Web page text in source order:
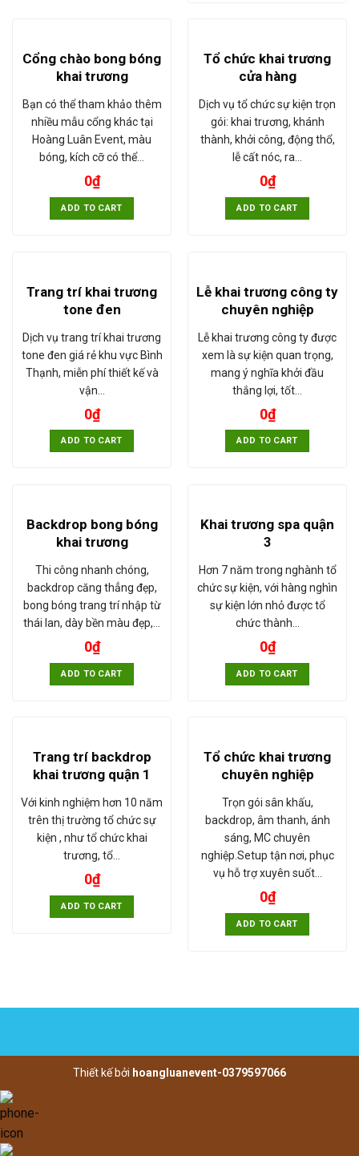
Cổng chào bong bóng
khai trương
Bạn có thể tham khảo thêm
nhiều mẫu cổng khác tại
Hoàng Luân Event, màu
bóng, kích cỡ có thể…
0₫
ADD TO CART
Tổ chức khai trương
cửa hàng
Dịch vụ tổ chức sự kiện trọn
gói: khai trương, khánh
thành, khởi công, động thổ,
lễ cất nóc, ra…
0₫
ADD TO CART
Trang trí khai trương
tone đen
Dịch vụ trang trí khai trương
tone đen giá rẻ khu vực Bình
Thạnh, miễn phí thiết kế và
vận…
0₫
ADD TO CART
Lễ khai trương công ty
chuyên nghiệp
Lễ khai trương công ty được
xem là sự kiện quan trọng,
mang ý nghĩa khởi đầu
thắng lợi, tốt…
0₫
ADD TO CART
Backdrop bong bóng
khai trương
Thi công nhanh chóng,
backdrop căng thẳng đẹp,
bong bóng trang trí nhập từ
thái lan, dày bền màu đẹp,…
0₫
ADD TO CART
Khai trương spa quận
3
Hơn 7 năm trong nghành tổ
chức sự kiện, với hàng nghìn
sự kiện lớn nhỏ được tổ
chức thành…
0₫
ADD TO CART
Trang trí backdrop
khai trương quận 1
Với kinh nghiệm hơn 10 năm
trên thị trường tổ chức sự
kiện , như tổ chức khai
trương, tổ…
0₫
ADD TO CART
Tổ chức khai trương
chuyên nghiệp
Trọn gói sân khấu,
backdrop, âm thanh, ánh
sáng, MC chuyên
nghiệp.Setup tận nơi, phục
vụ hỗ trợ xuyên suốt…
0₫
ADD TO CART
Thiết kế bởi hoangluanevent-0379597066